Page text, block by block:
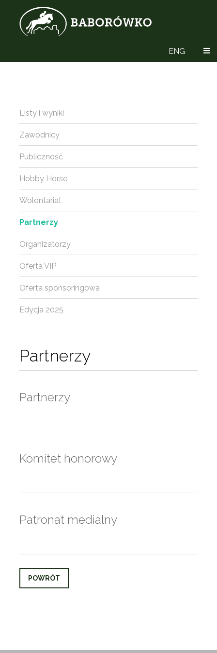
ENG
Partnerzy
Partnerzy
Komitet honorowy
Patronat medialny
POWRÓT
Listy i wyniki
Zawodnicy
Publiczność
Hobby Horse
Wolontariat
Partnerzy
Organizatorzy
Oferta VIP
Oferta sponsoringowa
Edycja 2025